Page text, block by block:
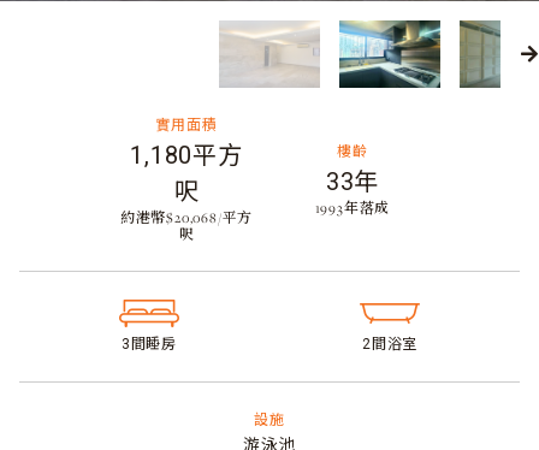
實用面積
1,180平方
呎
約港幣$20,068/平方
呎
樓齡
33年
​1993年落成
3間睡房​ 2間浴室​
設施
游泳池